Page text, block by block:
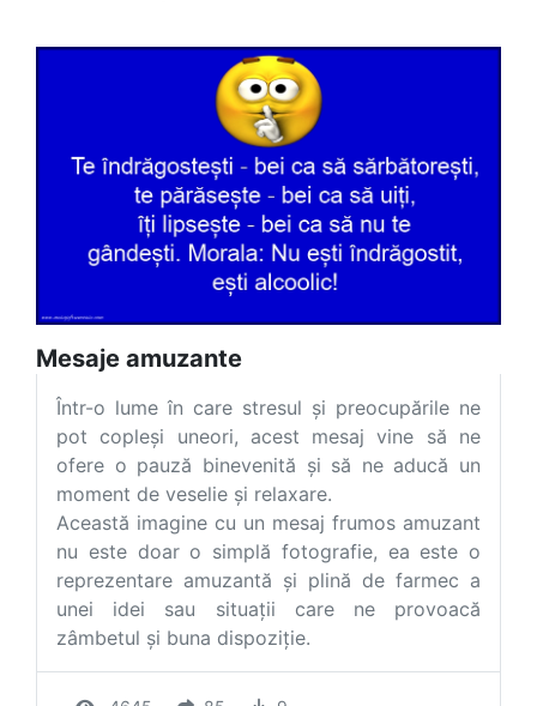
Mesaje amuzante
Într-o lume în care stresul și preocupările ne
pot copleși uneori, acest mesaj vine să ne
ofere o pauză binevenită și să ne aducă un
moment de veselie și relaxare.
Această imagine cu un mesaj frumos amuzant
nu este doar o simplă fotografie, ea este o
reprezentare amuzantă și plină de farmec a
unei idei sau situații care ne provoacă
zâmbetul și buna dispoziție.